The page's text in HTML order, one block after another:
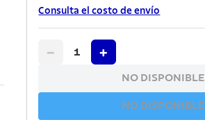
Consulta el costo de envío
− 1 +
NO DISPONIBLE
NO DISPONIBLE